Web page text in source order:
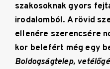
szakosoknak gyors
irodalomból. A rövid
ellenére szerencsére
kor belefért még egy
Boldogságtelep,